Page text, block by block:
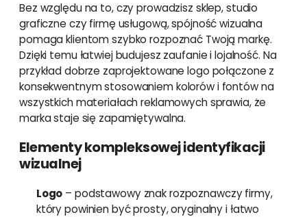
Bez względu na to, czy prowadzisz sklep, studio
graficzne czy firmę usługową, spójność wizualna
pomaga klientom szybko rozpoznać Twoją markę.
Dzięki temu łatwiej budujesz zaufanie i lojalność. Na
przykład dobrze zaprojektowane logo połączone z
konsekwentnym stosowaniem kolorów i fontów na
wszystkich materiałach reklamowych sprawia, że
marka staje się zapamiętywalna.
Elementy kompleksowej identyfikacji
wizualnej
Logo – podstawowy znak rozpoznawczy firmy,
który powinien być prosty, oryginalny i łatwo